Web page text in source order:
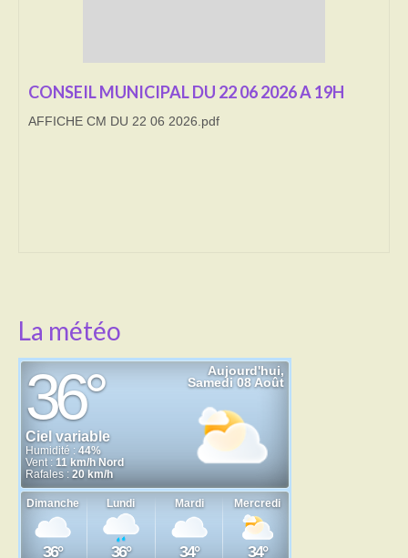
Service des eaux
Correspondants de presse
LE BRULAGE DES VEGETAUX
DECHETS VERTS
CONSEIL MUNICIPAL DU 22 06 2026 A 19H
AFFICHE CM DU 22 06 2026.pdf
La météo